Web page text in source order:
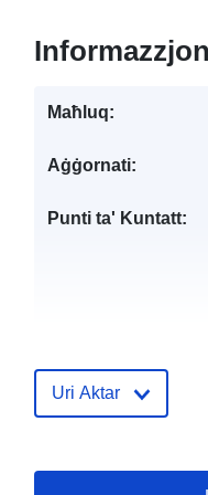
Maħluq:
Aġġornati:
Punti ta' Kuntatt:
Reġistru tal-
Uri Aktar